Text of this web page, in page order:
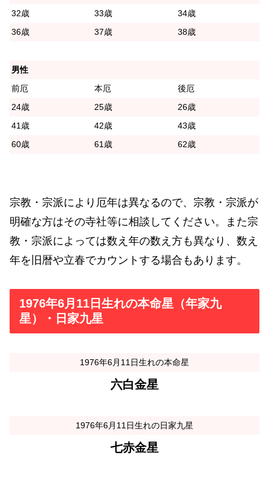
32歳
33歳
34歳
36歳
37歳 38歳
男性
前厄
本厄
後厄
24歳
25歳
26歳
41歳
42歳
43歳
60歳
61歳 62歳
宗教・宗派により厄年は異なるので、宗教・宗派が
明確な方はその寺社等に相談してください。また宗
教・宗派によっては数え年の数え方も異なり、数え
年を旧暦や立春でカウントする場合もあります。
1976年6月11日生れの本命星（年家九
星）・日家九星
1976年6月11日生れの本命星
六白金星
1976年6月11日生れの日家九星
七赤金星